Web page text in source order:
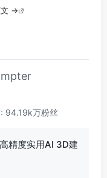
文 →
94.19k万粉丝
精度实用AI 3D建